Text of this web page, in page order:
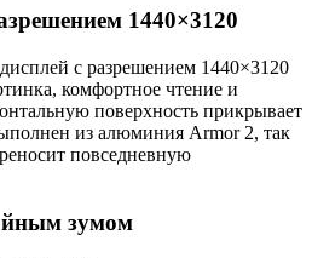
1440×3120
с разрешением 1440×3120
комфортное чтение и
поверхность прикрывает
из алюминия Armor 2, так
повседневную
зумом